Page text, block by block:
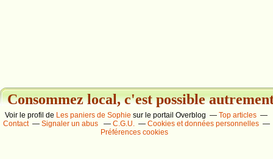
Consommez local, c'est possible
Voir le profil de Les paniers de Sophie sur le portail Overblog
Top articles
Contact
Signaler un abus C.G.U.
Cookies et données personnelles
Préférences cookies